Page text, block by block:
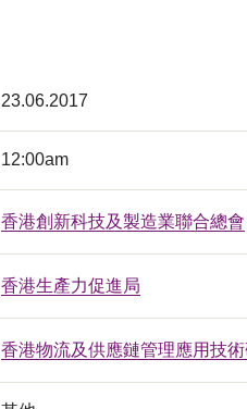
23.06.2017
12:00am
香港創新科技及製造業聯合總會
香港生產力促進局
香港物流及供應鏈管理應用技